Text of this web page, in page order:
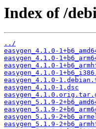
Index of /
../
easygen_4.1.0-
easygen_4.1.0-
easygen_4.1.0-
easygen_4.1.0-
easygen_4.1.0-
easygen_4.1.0-1.dsc
easygen_5.1.9-
easygen_5.1.9-
easygen_5.1.9-
easygen_5.1.9-